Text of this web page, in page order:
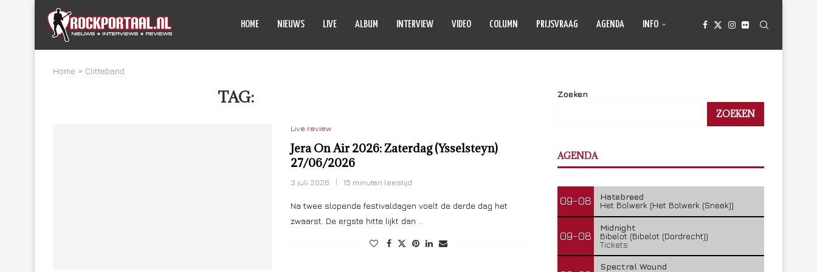
HOME NIEUWS LIVE ALBUM INTERVIEW VIDEO COLUMN PRIJSVRAAG AGENDA INFO
Home » Clitteband
TAG:
Live review
Jera On Air 2026: Zaterdag (Ysselsteyn)
27/06/2026
3 juli 2026 15 minuten leestijd
Na twee slopende festivaldagen voelt de derde dag het
zwaarst. De ergste hitte lijkt dan …
Zoeken
ZOEKEN
AGENDA
09-08
Hatebreed
Het Bolwerk (Het Bolwerk (Sneek))
09-08
Midnight
Bibelot (Bibelot (Dordrecht))
Tickets
Spectral Wound